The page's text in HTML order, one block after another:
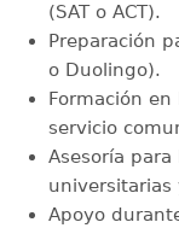
(SAT o ACT).
Preparación
o Duolingo).
Formación
servicio
Asesoría
universitarias
Apoyo